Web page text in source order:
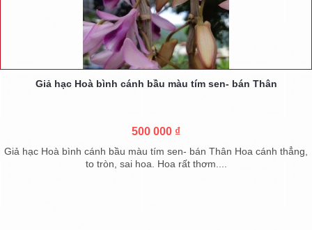
Giả hạc Hoà bình cánh bầu màu tím sen- bán Thân
500 000 ₫
Giả hạc Hoà bình cánh bầu màu tím sen- bán Thân Hoa cánh thẳng,
to tròn, sai hoa. Hoa rất thơm....